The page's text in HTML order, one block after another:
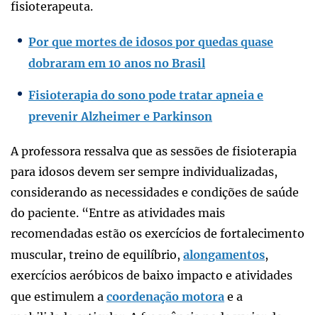
fisioterapeuta.
Por que mortes de idosos por quedas quase
dobraram em 10 anos no Brasil
Fisioterapia do sono pode tratar apneia e
prevenir Alzheimer e Parkinson
A professora ressalva que as sessões de fisioterapia
para idosos devem ser sempre individualizadas,
considerando as necessidades e condições de saúde
do paciente. “Entre as atividades mais
recomendadas estão os exercícios de fortalecimento
muscular, treino de equilíbrio, alongamentos,
exercícios aeróbicos de baixo impacto e atividades
que estimulem a coordenação motora e a